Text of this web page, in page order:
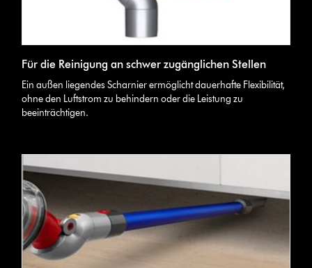
Für die Reinigung an schwer zugänglichen Stellen
Ein außen liegendes Scharnier ermöglicht dauerhafte Flexibilität,
ohne den Luftstrom zu behindern oder die Leistung zu
beeinträchtigen.